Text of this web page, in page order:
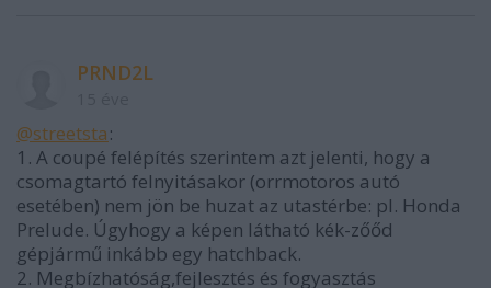
PRND2L
@streetsta:
1. A coupé felépítés szerintem azt jelenti, hogy a
csomagtartó felnyitásakor (orrmotoros autó
esetében) nem jön be huzat az utastérbe: pl. Honda
Prelude. Úgyhogy a képen látható kék-zőőd
gépjármű inkább egy hatchback.
2. Megbízhatóság,fejlesztés és fogyasztás